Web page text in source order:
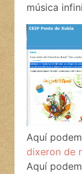
música
Aquí
dixeron de
Aquí